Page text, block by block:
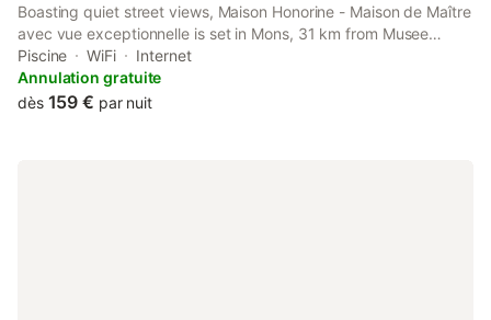
Boasting quiet street views, Maison Honorine - Maison de Maître
avec vue exceptionnelle is set in Mons, 31 km from Musee
International de la Parfumerie. Featuring sea and mountain
views, this holiday home also comes with free WiFi.
Piscine WiFi
Internet
Annulation gratuite
dès 159 € par nuit